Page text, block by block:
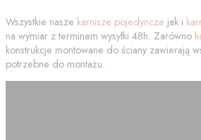
Wszystkie nasze karnisze pojedyncze jak i
na wymiar z terminem wysyłki 48h. Zarówno
konstrukcje montowane do ściany zawierają
potrzebne do montażu.